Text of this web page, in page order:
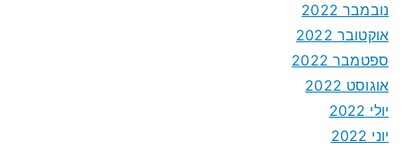
נובמבר 2022
אוקטובר 2022
ספטמבר 2022
אוגוסט 2022
יולי 2022
יוני 2022